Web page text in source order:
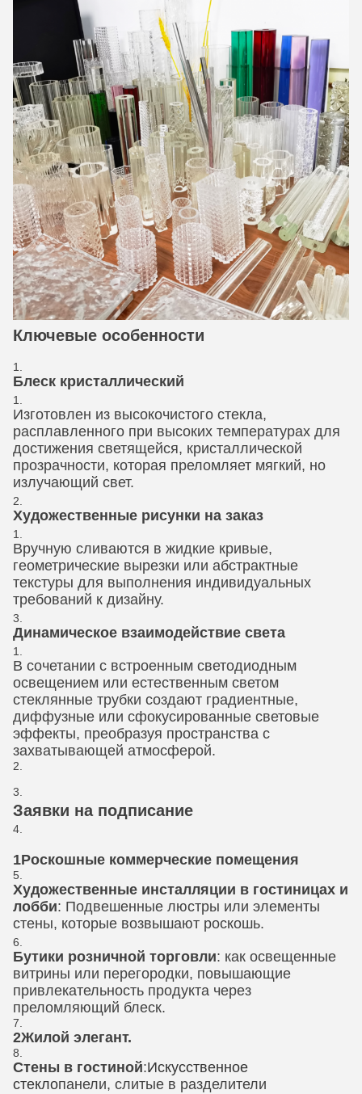
Ключевые особенности
Блеск кристаллический
Изготовлен из высокочистого стекла,
расплавленного при высоких температурах для
достижения светящейся, кристаллической
прозрачности, которая преломляет мягкий, но
излучающий свет.
Художественные рисунки на заказ
Вручную сливаются в жидкие кривые,
геометрические вырезки или абстрактные
текстуры для выполнения индивидуальных
требований к дизайну.
Динамическое взаимодействие света
В сочетании с встроенным светодиодным
освещением или естественным светом
стеклянные трубки создают градиентные,
диффузные или сфокусированные световые
эффекты, преобразуя пространства с
захватывающей атмосферой.
Заявки на подписание
1Роскошные коммерческие помещения
Художественные инсталляции в гостиницах и
лобби: Подвешенные люстры или элементы
стены, которые возвышают роскошь.
Бутики розничной торговли: как освещенные
витрины или перегородки, повышающие
привлекательность продукта через
преломляющий блеск.
2Жилой элегант.
Стены в гостиной:Искусственное
стеклопанели, слитые в разделители